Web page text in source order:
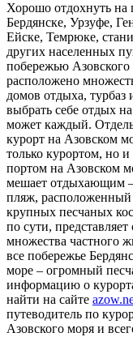
Хорошо отдохнуть на
Бердянске, Урзуфе,
Ейске, Темрюке,
других населенных
побережью
расположено
домов отдыха, турбаз
выбрать себе отдых
может каждый.
курорт на Азовском
только курортом, но
портом на Азовском
мешает отдыхающим
пляж, расположенный
крупных песчаных
по сути,
множества частного
все побережье
море – огромный
информацию о
найти на сайте
путеводитель по
Азовского моря и